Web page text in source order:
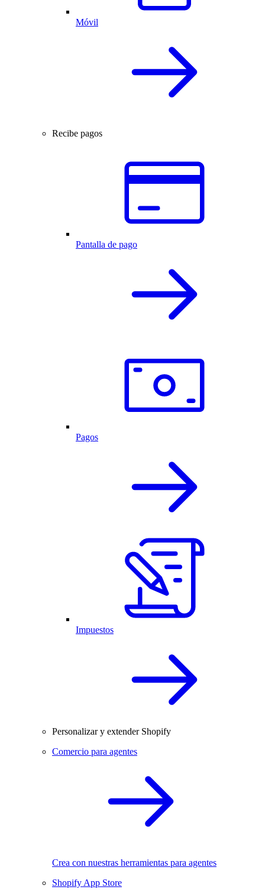
Móvil
Recibe pagos
Pantalla de pago
Pagos
Impuestos
Personalizar y extender Shopify
Comercio para agentes
Crea con nuestras herramientas para agentes
Shopify App Store